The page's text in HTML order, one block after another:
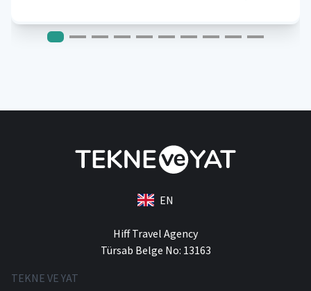
EN
Hiff Travel Agency
Türsab Belge No: 13163
TEKNE VE YAT